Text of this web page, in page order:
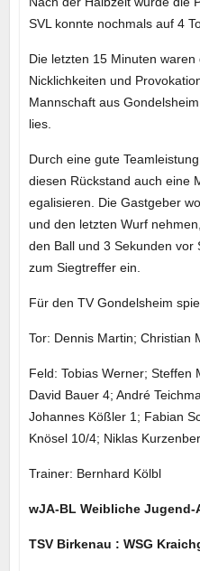
SVL konnte nochmals auf 4
Die letzten 15 Minuten
Nicklichkeiten und
Mannschaft aus
lies.
Durch eine gute
diesen Rückstand auch eine
egalisieren. Die Gastgeber
und den letzten Wurf
den Ball und 3 Sekunden vor
zum Siegtreffer ein.
Für den TV Gondelsheim
Tor: Dennis Martin; Christian
Feld: Tobias Werner; Steffen
David Bauer 4; André
Johannes Kößler 1; Fabian
Knösel 10/4; Niklas
Trainer: Bernhard Kölbl
wJA-BL Weibliche Jugend-
TSV Birkenau : WSG